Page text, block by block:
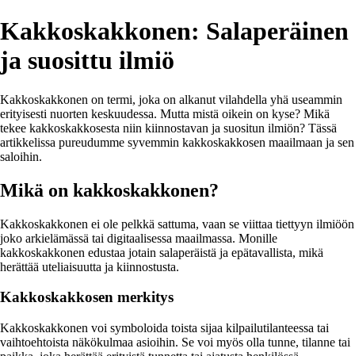
Kakkoskakkonen: Salaperäinen
ja suosittu ilmiö
Kakkoskakkonen on termi, joka on alkanut vilahdella yhä useammin
erityisesti nuorten keskuudessa. Mutta mistä oikein on kyse? Mikä
tekee kakkoskakkosesta niin kiinnostavan ja suositun ilmiön? Tässä
artikkelissa pureudumme syvemmin kakkoskakkosen maailmaan ja sen
saloihin.
Mikä on kakkoskakkonen?
Kakkoskakkonen ei ole pelkkä sattuma, vaan se viittaa tiettyyn ilmiöön
joko arkielämässä tai digitaalisessa maailmassa. Monille
kakkoskakkonen edustaa jotain salaperäistä ja epätavallista, mikä
herättää uteliaisuutta ja kiinnostusta.
Kakkoskakkosen merkitys
Kakkoskakkonen voi symboloida toista sijaa kilpailutilanteessa tai
vaihtoehtoista näkökulmaa asioihin. Se voi myös olla tunne, tilanne tai